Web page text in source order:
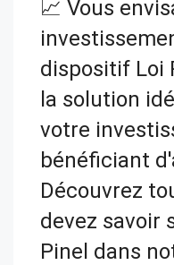
📈 Vous
dispositif Loi
la solution
votre
bénéficiant
Découvrez
devez savoir
Pinel dans